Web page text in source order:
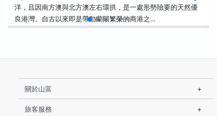
洋，且因南方澳與北方澳左右環拱，是一處形勢險要的天然優
良港灣。自古以來即是帶動蘭陽繁榮的商港之…
關於山富
旅客服務